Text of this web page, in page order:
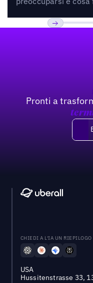
Pronti a
CHIEDI A L'IA UN
USA
Hussitenstrasse 33,